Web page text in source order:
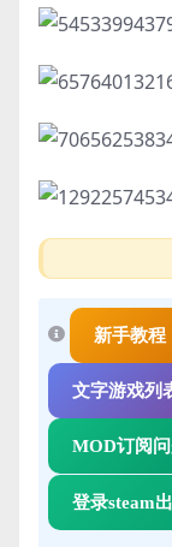
新手教程
文字游戏列
MOD订阅
登录steam